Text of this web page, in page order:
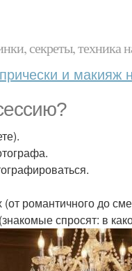
секреты, техника
прически и макияж
романтичного до
спросят: в